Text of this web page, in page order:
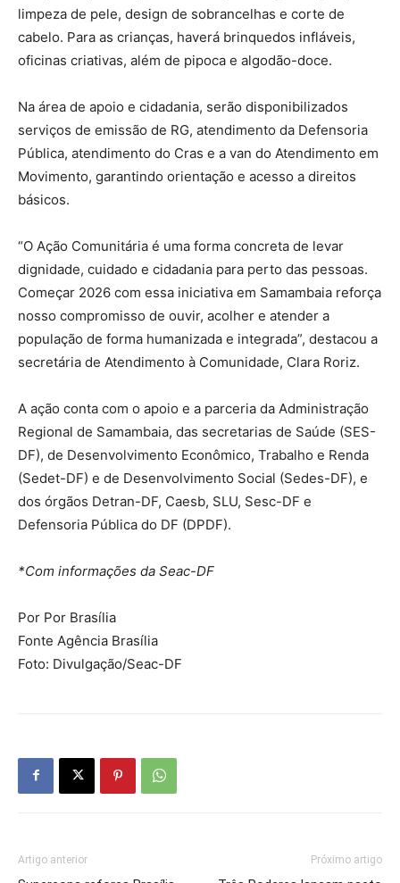
limpeza de pele, design de sobrancelhas e corte de
cabelo. Para as crianças, haverá brinquedos infláveis,
oficinas criativas, além de pipoca e algodão-doce.
Na área de apoio e cidadania, serão disponibilizados
serviços de emissão de RG, atendimento da Defensoria
Pública, atendimento do Cras e a van do Atendimento em
Movimento, garantindo orientação e acesso a direitos
básicos.
“O Ação Comunitária é uma forma concreta de levar
dignidade, cuidado e cidadania para perto das pessoas.
Começar 2026 com essa iniciativa em Samambaia reforça
nosso compromisso de ouvir, acolher e atender a
população de forma humanizada e integrada”, destacou a
secretária de Atendimento à Comunidade, Clara Roriz.
A ação conta com o apoio e a parceria da Administração
Regional de Samambaia, das secretarias de Saúde (SES-
DF), de Desenvolvimento Econômico, Trabalho e Renda
(Sedet-DF) e de Desenvolvimento Social (Sedes-DF), e
dos órgãos Detran-DF, Caesb, SLU, Sesc-DF e
Defensoria Pública do DF (DPDF).
*Com informações da Seac-DF
Por Por Brasília
Fonte Agência Brasília
Foto: Divulgação/Seac-DF
Artigo anterior Próximo artigo